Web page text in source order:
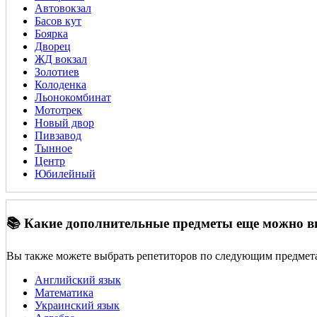
Автовокзал
Басов кут
Боярка
Дворец
ЖД вокзал
Золотиев
Колоденка
Льонокомбинат
Мототрек
Новый двор
Пивзавод
Тынное
Центр
Юбилейный
📚 Какие дополнительные предметы еще можно
Вы также можете выбрать репетиторов по следующим
Английский язык
Математика
Украинский язык